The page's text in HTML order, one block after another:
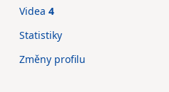
Videa 4
Statistiky
Změny profilu